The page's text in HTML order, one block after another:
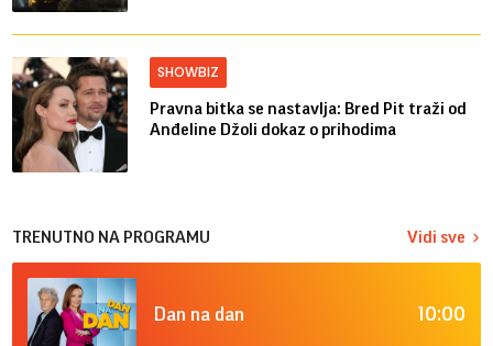
SHOWBIZ
Pravna bitka se nastavlja: Bred ​​Pit traži od
Anđeline Džoli dokaz o prihodima
TRENUTNO NA PROGRAMU Vidi sve
Dan na dan 10:00